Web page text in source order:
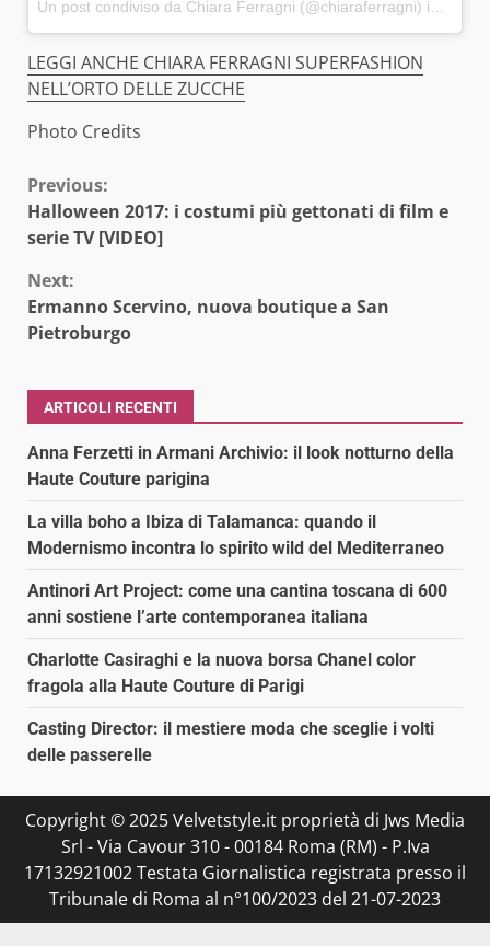
LEGGI ANCHE CHIARA FERRAGNI SUPERFASHION
NELL’ORTO DELLE ZUCCHE
Photo Credits
Continue
Reading
Previous:
Halloween 2017: i costumi più gettonati di film e
serie TV [VIDEO]
Next:
Ermanno Scervino, nuova boutique a San
Pietroburgo
ARTICOLI RECENTI
Anna Ferzetti in Armani Archivio: il look notturno della
Haute Couture parigina
La villa boho a Ibiza di Talamanca: quando il
Modernismo incontra lo spirito wild del Mediterraneo
Antinori Art Project: come una cantina toscana di 600
anni sostiene l’arte contemporanea italiana
Charlotte Casiraghi e la nuova borsa Chanel color
fragola alla Haute Couture di Parigi
Casting Director: il mestiere moda che sceglie i volti
delle passerelle
Copyright © 2025 Velvetstyle.it proprietà di Jws Media
Srl - Via Cavour 310 - 00184 Roma (RM) - P.Iva
17132921002 Testata Giornalistica registrata presso il
Tribunale di Roma al n°100/2023 del 21-07-2023